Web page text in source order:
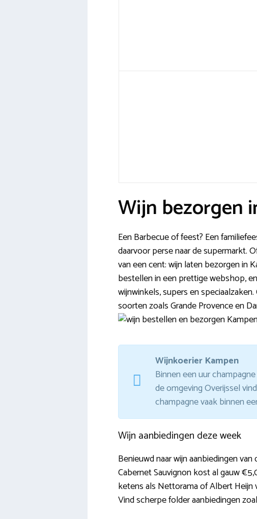
Wijn bezorgen
Een Barbecue of feest? Een
daarvoor perse naar de supermarkt.
van een cent: wijn laten bezorgen in
bestellen in een prettige webshop,
wijnwinkels, supers en
soorten zoals Grande Provence en
Wijnkoerier Kampen
Binnen een uur
de omgeving Overijssel
champagne vaak binnen
Wijn aanbiedingen deze week
Benieuwd naar wijn aanbiedingen
Cabernet Sauvignon kost al gauw
ketens als Nettorama of Albert Heijn
Vind scherpe folder aanbiedingen